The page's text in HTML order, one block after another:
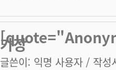
가장
글쓴이: 익명 사용자 / 작성